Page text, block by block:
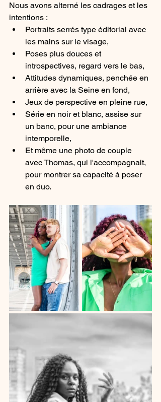
Nous avons alterné les cadrages et les
intentions :
Portraits serrés type éditorial avec
les mains sur le visage,
Poses plus douces et
introspectives, regard vers le bas,
Attitudes dynamiques, penchée en
arrière avec la Seine en fond,
Jeux de perspective en pleine rue,
Série en noir et blanc, assise sur
un banc, pour une ambiance
intemporelle,
Et même une photo de couple
avec Thomas, qui l'accompagnait,
pour montrer sa capacité à poser
en duo.